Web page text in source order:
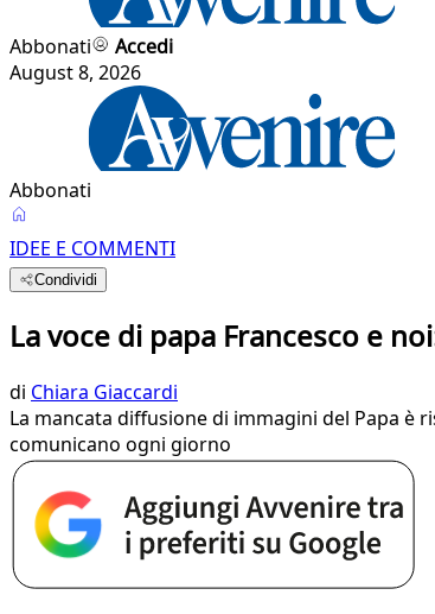
Abbonati
Accedi
August 8, 2026
Abbonati
IDEE E COMMENTI
Condividi
La voce di papa Francesco e
di Chiara Giaccardi
La mancata diffusione di immagini del Papa
comunicano ogni giorno